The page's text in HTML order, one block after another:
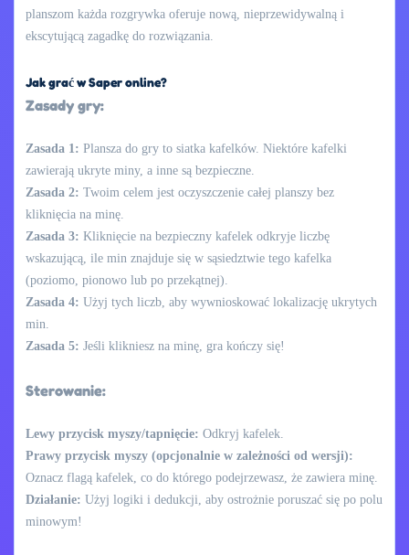
planszom każda rozgrywka oferuje nową, nieprzewidywalną i
ekscytującą zagadkę do rozwiązania.
Jak grać w Saper online?
Zasady gry:
Zasada 1: Plansza do gry to siatka kafelków. Niektóre kafelki
zawierają ukryte miny, a inne są bezpieczne.
Zasada 2: Twoim celem jest oczyszczenie całej planszy bez
kliknięcia na minę.
Zasada 3: Kliknięcie na bezpieczny kafelek odkryje liczbę
wskazującą, ile min znajduje się w sąsiedztwie tego kafelka
(poziomo, pionowo lub po przekątnej).
Zasada 4: Użyj tych liczb, aby wywnioskować lokalizację ukrytych
min.
Zasada 5: Jeśli klikniesz na minę, gra kończy się!
Sterowanie:
Lewy przycisk myszy/tapnięcie: Odkryj kafelek.
Prawy przycisk myszy (opcjonalnie w zależności od wersji):
Oznacz flagą kafelek, co do którego podejrzewasz, że zawiera minę.
Działanie: Użyj logiki i dedukcji, aby ostrożnie poruszać się po polu
minowym!